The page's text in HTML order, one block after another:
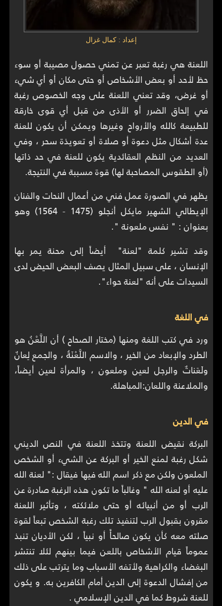
إعداد : كمال غزال
اللعنة هي رغبة تعبر عن تمني حصول مصيبة أو سوء
حظ لأحد أو بعض الأشخاص أو حتى مكان أو أي شيء
أو غرض، وقد تعني اللعنة على وجه الخصوص رغبة
في إلحاق الضرر أو الأذى من قبل أي قوى خارقة
للطبيعة كالله والأرواح وغيرها ويمكن أن يكون للعنة
عدة أشكال مثل دعوة أو صلاة أو تعويذة سحر ، وفي
العديد من النظم العقائدية يكون للعنة في حد ذاتها
(أو الطقوس المصاحبة لها) قوة مسببة في النتيجة.
يظهر في الصورة عمل فني من أعمال النحات والفنان
الإيطالي الشهير مايكل أنجلو (1475 - 1564) وهو
بعنوان : " نفس ملعونة ".
وقد تشير كلمة "لعنة" أيضاً إلى محنة يمر بها
الإنسان ، على سبيل المثال يصف البعض الحيض لدى
السيدات على أنه "لعنة حواء".
في اللغة
ورد في كتب اللغة ومنها (مختار الصحاح ) أن اللَّعْنُ هو
الطرد والإبعاد من الخير ، والاسم اللَّعْنَةُ ، والجمع لِعانٌ
ولَعَناتٌ والرجل لعين وملعون ، والمرأة لعين أيضاً،
والملاعنة واللعان:المباهلة.
في الدين
البركة نقيض اللعنة وتتخذ اللعنة في النص الديني
شكل رغبة لمنع الخير أو البركة عن الشيء أو الشخص
الملعون ولكن مع ذكر اسم الله فيها فيقال :" لعنة الله
عليه أو لعنه الله " وغالباً ما تكون هذه الرغبة صادرة عن
الرب أو من أنبيائه أو حتى ملائكته ، وتأثير اللعنة
مقرون بقبول الرب لتنفيذ تلك رغبة الشخص تبعاً لقوة
صلته معه كأن يكون صالحأً أو نبياً ، لكن الأديان تنبذ
عموماً قيام الأشخاص باللعن فيما بينهم لئلا تنتشر
البغضاء والكراهية ولأتفه الأسباب وما يترتب على ذلك
من إفشال الدعوة إلى الدين أمام الكافرين به. و يكون
للعنة شروط كما في الدين الإسلامي .